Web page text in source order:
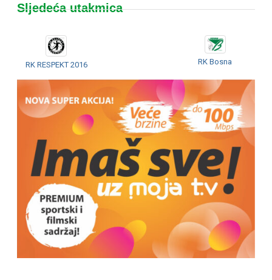
Sljedeća utakmica
RK RESPEKT 2016 RK Bosna